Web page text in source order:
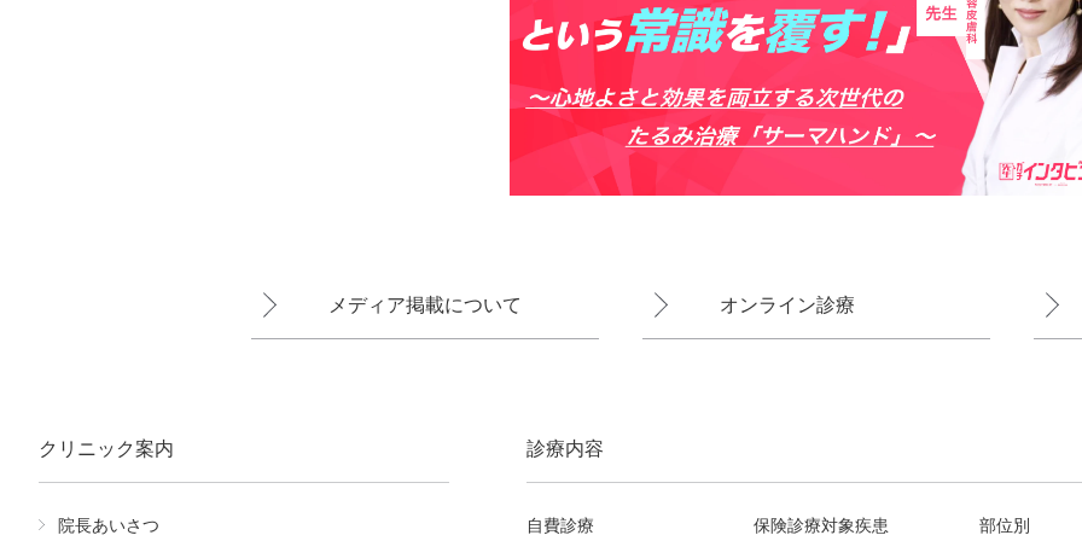
メディア掲載について オンライン診療
クリニック案内
院長あいさつ
診療内容
自費診療 保険診療対象疾患 部位別